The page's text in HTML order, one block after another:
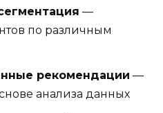
—
по различным
рекомендации —
анализа данных